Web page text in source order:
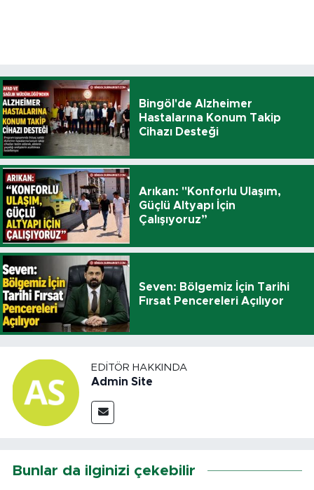
Bingöl'de Alzheimer
Hastalarına Konum Takip
Cihazı Desteği
Arıkan: "Konforlu Ulaşım,
Güçlü Altyapı İçin
Çalışıyoruz”
Seven: Bölgemiz İçin Tarihi
Fırsat Pencereleri Açılıyor
EDITÖR HAKKINDA
Admin Site
Bunlar da ilginizi çekebilir